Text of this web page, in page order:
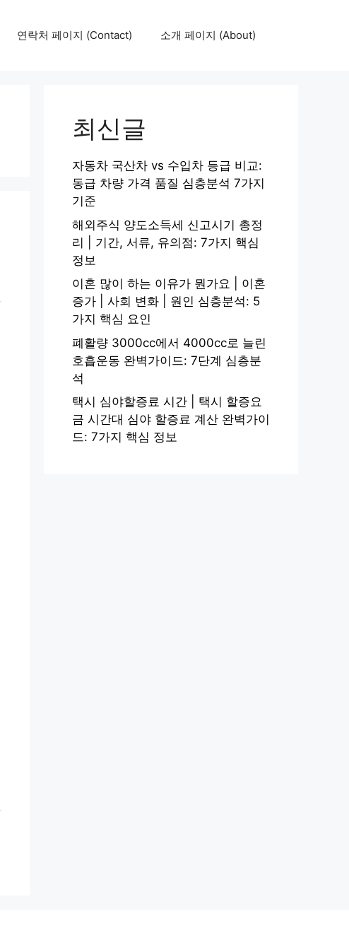
연락처 페이지 (Contact) 소개 페이지 (About)
최신글
자동차 국산차 vs 수입차 등급 비교:
동급 차량 가격 품질 심층분석 7가지
기준
해외주식 양도소득세 신고시기 총정
리 | 기간, 서류, 유의점: 7가지 핵심
정보
이혼 많이 하는 이유가 뭔가요 | 이혼
증가 | 사회 변화 | 원인 심층분석: 5
가지 핵심 요인
폐활량 3000cc에서 4000cc로 늘린
호흡운동 완벽가이드: 7단계 심층분
석
택시 심야할증료 시간 | 택시 할증요
금 시간대 심야 할증료 계산 완벽가이
드: 7가지 핵심 정보